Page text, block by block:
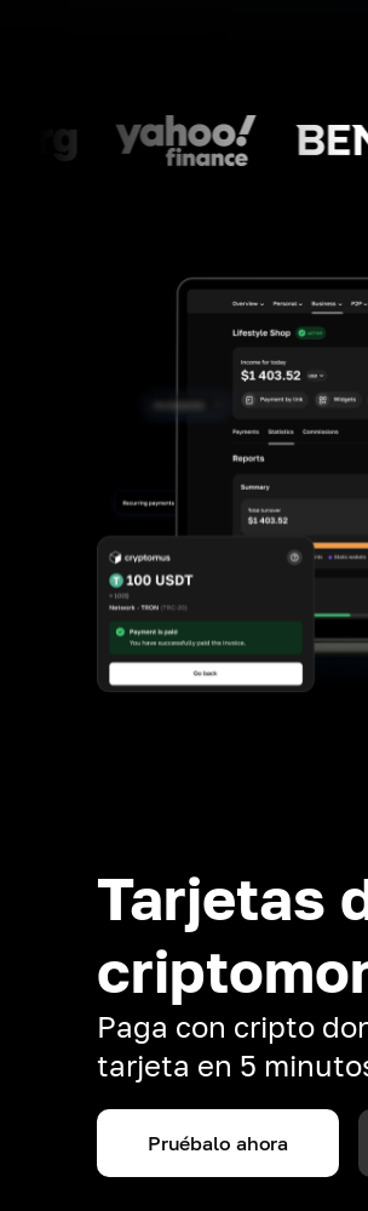
Tarjetas
Paga con cripto
tarjeta en 5
Pruébalo ahora